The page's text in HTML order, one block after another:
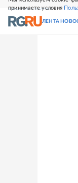
принимаете условия
СВЕЖИЙ НОМЕР
ЛЕНТА